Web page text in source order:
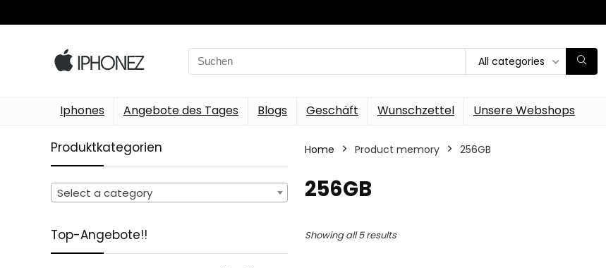
Search
for:
All categories
Iphones Angebote des Tages Blogs Geschäft Wunschzettel Unsere Webshops
Produktkategorien
Select a category
Top-Angebote!!
Home Product memory 256GB
256GB
Showing all 5 results